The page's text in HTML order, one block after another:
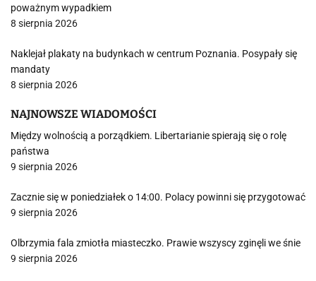
poważnym wypadkiem
8 sierpnia 2026
Naklejał plakaty na budynkach w centrum Poznania. Posypały się
mandaty
8 sierpnia 2026
NAJNOWSZE WIADOMOŚCI
Między wolnością a porządkiem. Libertarianie spierają się o rolę
państwa
9 sierpnia 2026
Zacznie się w poniedziałek o 14:00. Polacy powinni się przygotować
9 sierpnia 2026
Olbrzymia fala zmiotła miasteczko. Prawie wszyscy zginęli we śnie
9 sierpnia 2026